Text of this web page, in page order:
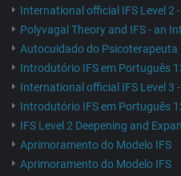
International official IFS Level 2
Polyvagal Theory and IFS - an
Autocuidado do Psicoterapeuta
Introdutório IFS em Português
International official IFS Level 3
Introdutório IFS em Português
IFS Level 2 Deepening and
Aprimoramento do Modelo IFS
Aprimoramento do Modelo IFS